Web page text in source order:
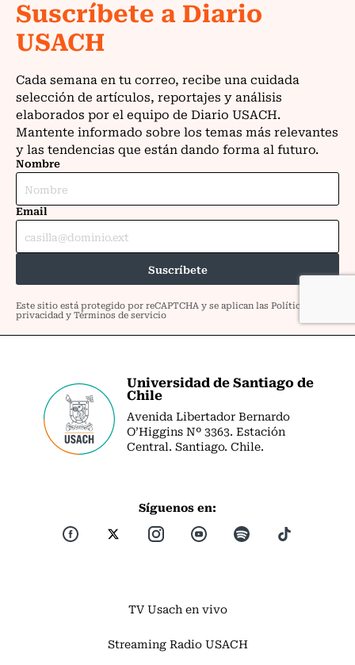
Universidad de Santiago de
Chile
Avenida Libertador Bernardo
O’Higgins Nº 3363. Estación
Central. Santiago. Chile.
Síguenos en:
TV Usach en vivo
Streaming Radio USACH